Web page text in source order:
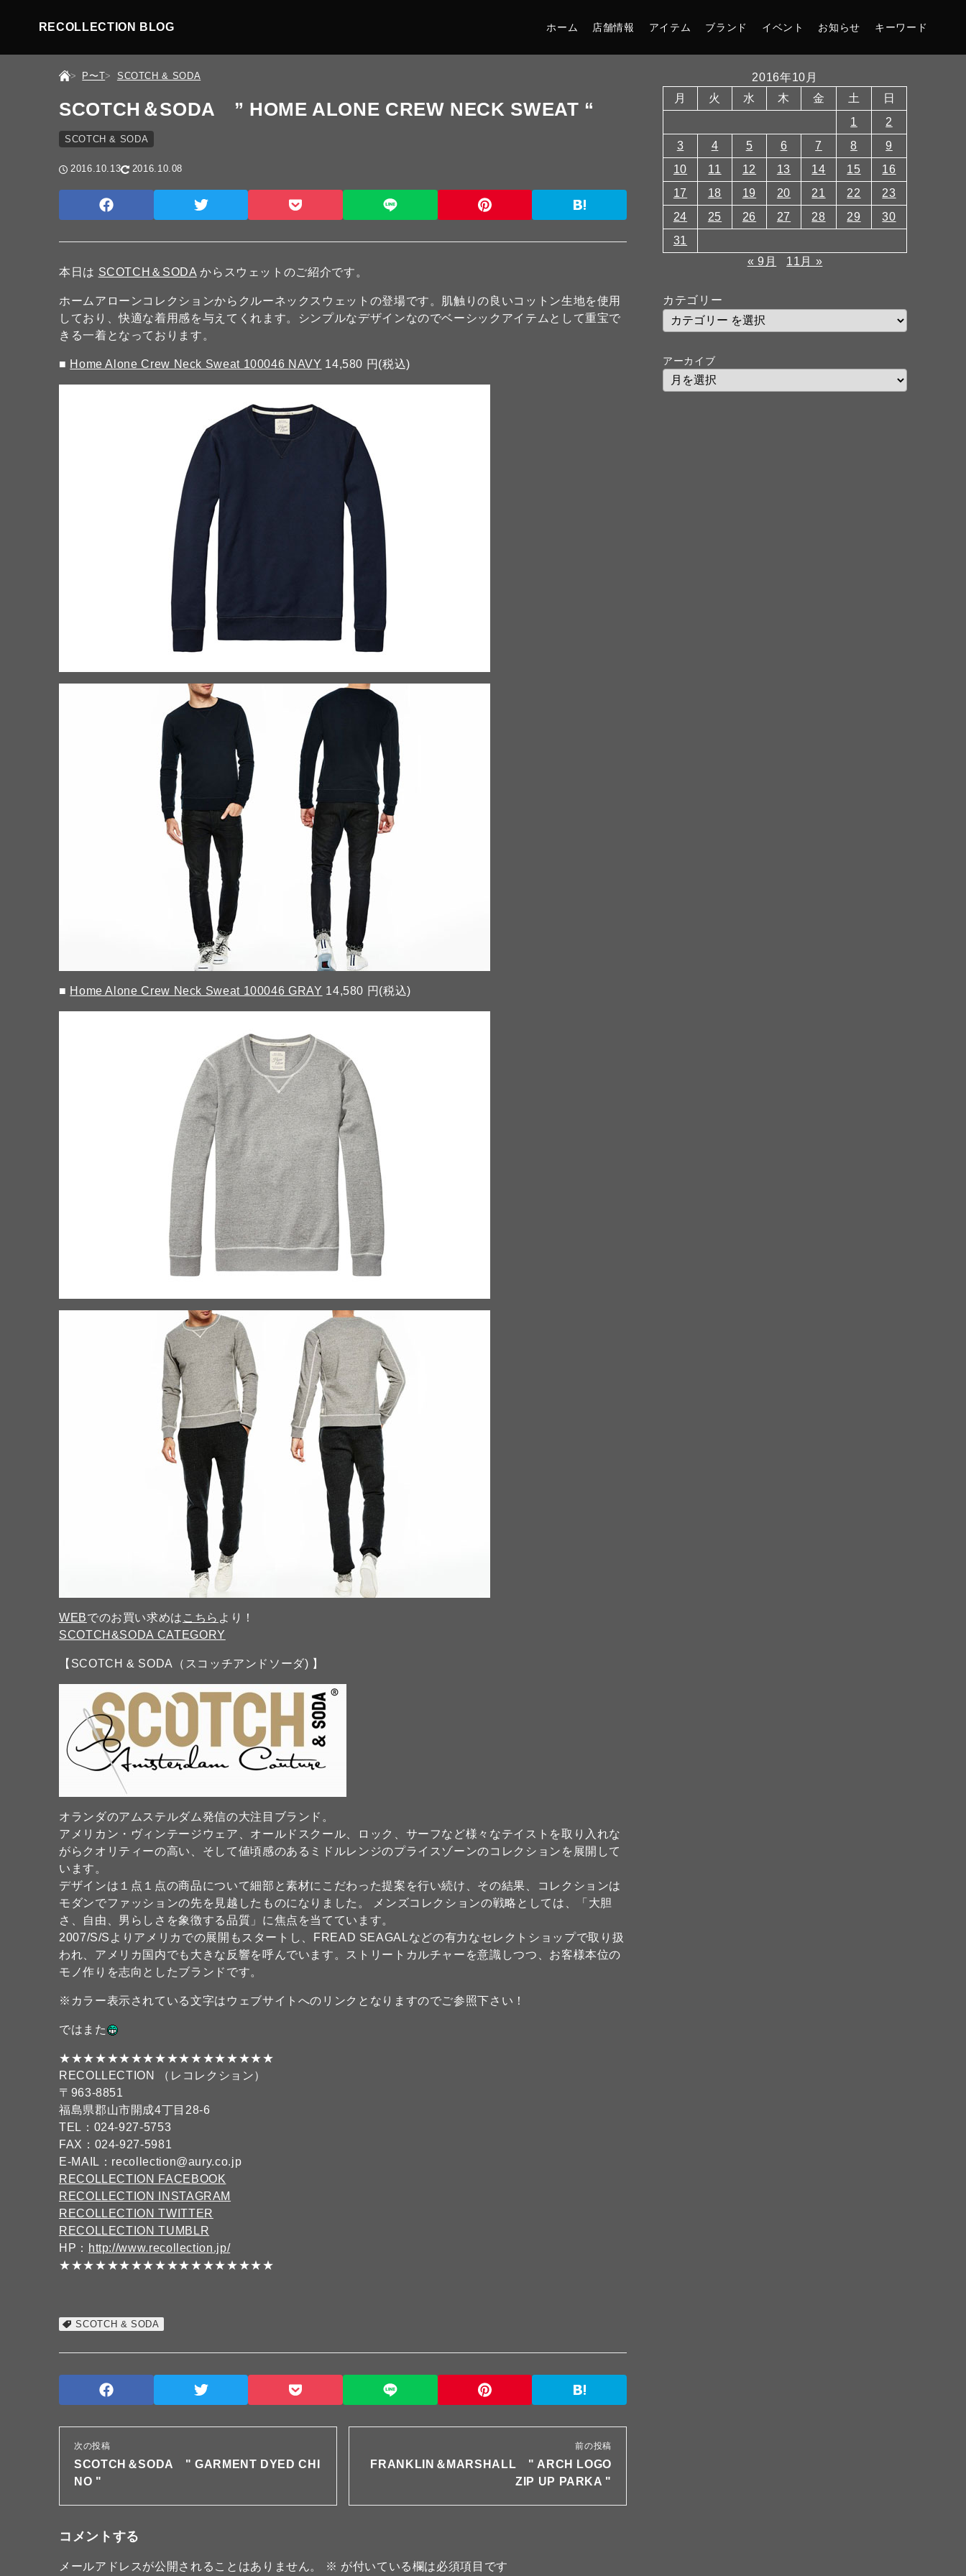
RECOLLECTION BLOG ホーム 店舗情報 アイテム ブランド イベント お知らせ キーワード
P〜T SCOTCH & SODA
SCOTCH＆SODA ” HOME ALONE CREW NECK SWEAT “
SCOTCH & SODA
2016.10.13 2016.10.08
本日は SCOTCH＆SODA からスウェットのご紹介です。
ホームアローンコレクションからクルーネックスウェットの登場です。肌触りの良いコットン生地を使用
しており、快適な着用感を与えてくれます。シンプルなデザインなのでベーシックアイテムとして重宝で
きる一着となっております。
■ Home Alone Crew Neck Sweat 100046 NAVY 14,580 円(税込)
■ Home Alone Crew Neck Sweat 100046 GRAY 14,580 円(税込)
WEBでのお買い求めは こちら より！
SCOTCH&SODA CATEGORY
【SCOTCH & SODA（スコッチアンドソーダ) 】
オランダのアムステルダム発信の大注目ブランド。
アメリカン・ヴィンテージウェア、オールドスクール、ロック、サーフなど様々なテイストを取り入れな
がらクオリティーの高い、そして値頃感のあるミドルレンジのプライスゾーンのコレクションを展開して
います。
デザインは１点１点の商品について細部と素材にこだわった提案を行い続け、その結果、コレクションは
モダンでファッションの先を見越したものになりました。 メンズコレクションの戦略としては、「大胆
さ、自由、男らしさを象徴する品質」に焦点を当てています。
2007/S/Sよりアメリカでの展開もスタートし、FREAD SEAGALなどの有力なセレクトショップで取り扱
われ、アメリカ国内でも大きな反響を呼んでいます。ストリートカルチャーを意識しつつ、お客様本位の
モノ作りを志向としたブランドです。
※カラー表示されている文字はウェブサイトへのリンクとなりますのでご参照下さい！
ではまた
★★★★★★★★★★★★★★★★★★
RECOLLECTION （レコレクション）
〒963-8851
福島県郡山市開成4丁目28-6
TEL：024-927-5753
FAX：024-927-5981
E-MAIL：recollection@aury.co.jp
RECOLLECTION FACEBOOK
RECOLLECTION INSTAGRAM
RECOLLECTION TWITTER
RECOLLECTION TUMBLR
HP： http://www.recollection.jp/
★★★★★★★★★★★★★★★★★★
SCOTCH & SODA
次の投稿
SCOTCH＆SODA " GARMENT DYED CHI
NO "
前の投稿
FRANKLIN＆MARSHALL " ARCH LOGO
ZIP UP PARKA "
コメントする
メールアドレスが公開されることはありません。 ※ が付いている欄は必須項目です
2016年10月
月
火 水 木 金 土
日
1
2
3
4 5 6 7 8
9
10
11 12 13 14 15
16
17
18 19 20 21 22
23
24
25 26 27 28 29
30
31
« 9月
11月 »
カテゴリー
アーカイブ